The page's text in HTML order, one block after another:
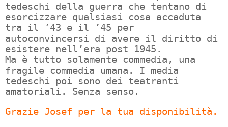
tedeschi della guerra che tentano di
esorcizzare qualsiasi cosa accaduta
tra il ’43 e il ’45 per
autoconvincersi di avere il diritto di
esistere nell’era post 1945.
Ma è tutto solamente commedia, una
fragile commedia umana. I media
tedeschi poi sono dei teatranti
amatoriali. Senza senso.
Grazie Josef per la tua disponibilità.